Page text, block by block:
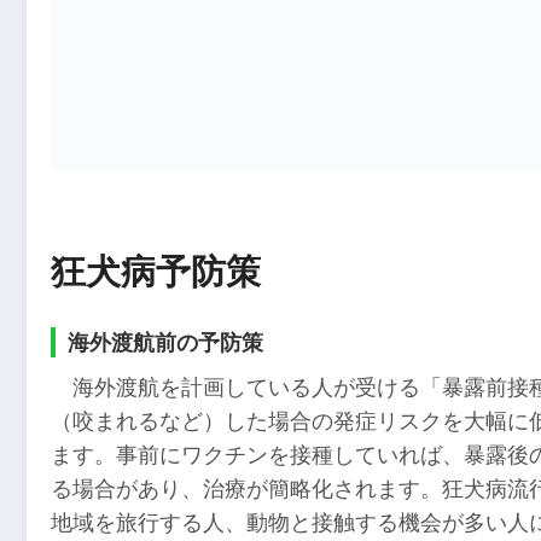
狂犬病予防策
海外渡航前の予防策
海外渡航を計画している人が受ける「暴露前
（咬まれるなど）した場合の発症リスクを大幅
ます。事前にワクチンを接種していれば、暴露
る場合があり、治療が簡略化されます。狂犬病
地域を旅行する人、動物と接触する機会が多い